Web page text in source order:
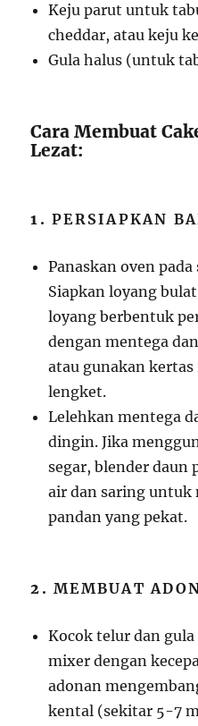
Keju parut untuk
cheddar, atau keju
Gula halus (untuk
Cara Membuat
Lezat:
1.PERSIAPKAN
Panaskan oven pada
Siapkan loyang
loyang berbentuk
dengan mentega
atau gunakan
lengket.
Lelehkan mentega
dingin. Jika
segar, blender daun
air dan saring untuk
pandan yang pekat.
2.MEMBUAT
Kocok telur dan
mixer dengan
adonan
kental (sekitar 5-7